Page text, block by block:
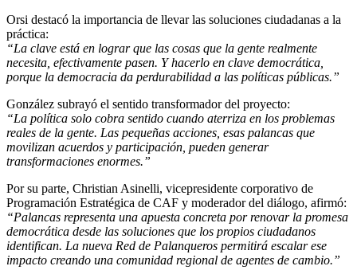
Orsi destacó la importancia de llevar las soluciones ciudadanas a la
práctica:
“La clave está en lograr que las cosas que la gente realmente
necesita, efectivamente pasen. Y hacerlo en clave democrática,
porque la democracia da perdurabilidad a las políticas públicas.”
González subrayó el sentido transformador del proyecto:
“La política solo cobra sentido cuando aterriza en los problemas
reales de la gente. Las pequeñas acciones, esas palancas que
movilizan acuerdos y participación, pueden generar
transformaciones enormes.”
Por su parte, Christian Asinelli, vicepresidente corporativo de
Programación Estratégica de CAF y moderador del diálogo, afirmó:
“Palancas representa una apuesta concreta por renovar la promesa
democrática desde las soluciones que los propios ciudadanos
identifican. La nueva Red de Palanqueros permitirá escalar ese
impacto creando una comunidad regional de agentes de cambio.”